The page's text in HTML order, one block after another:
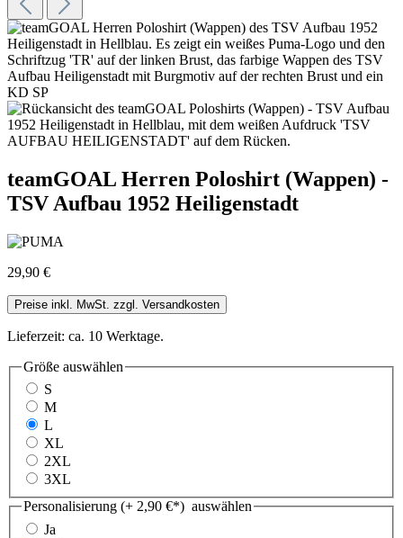
teamGOAL Herren Poloshirt (Wappen) -
TSV Aufbau 1952 Heiligenstadt
29,90 €
Preise inkl. MwSt. zzgl. Versandkosten
Lieferzeit: ca. 10 Werktage.
Größe auswählen
S
M
L
XL
2XL
3XL
Personalisierung (+ 2,90 €*) auswählen
Ja